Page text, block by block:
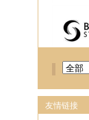
友情链接